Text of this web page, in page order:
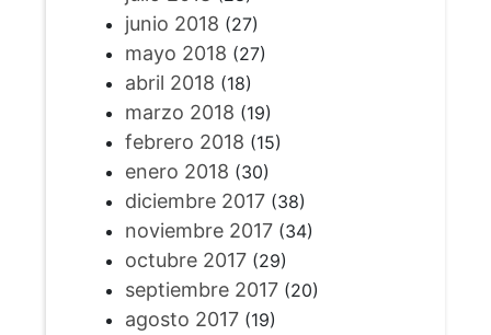
junio 2018 (27)
mayo 2018 (27)
abril 2018 (18)
marzo 2018 (19)
febrero 2018 (15)
enero 2018 (30)
diciembre 2017(38)
noviembre 2017(34)
octubre 2017(29)
septiembre 2017(20)
agosto 2017(19)